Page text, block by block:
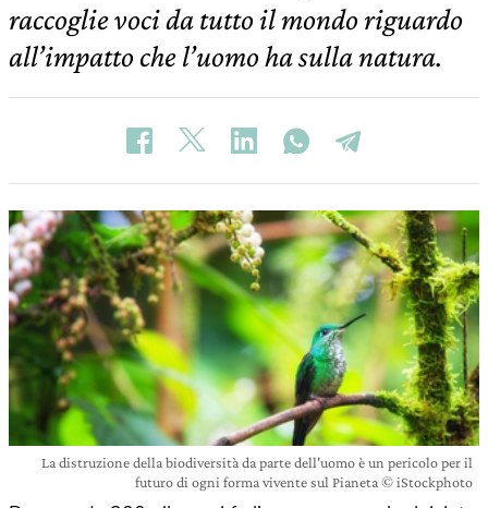
raccoglie voci da tutto il mondo riguardo
all’impatto che l’uomo ha sulla natura.
La distruzione della biodiversità da parte dell'uomo è un pericolo per il
futuro di ogni forma vivente sul Pianeta © iStockphoto